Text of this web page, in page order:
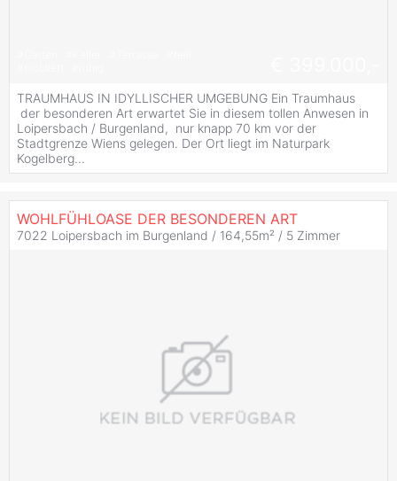
TRAUMHAUS IN IDYLLISCHER UMGEBUNG Ein Traumhaus
der besonderen Art erwartet Sie in diesem tollen Anwesen in
Loipersbach / Burgenland, nur knapp 70 km vor der
Stadtgrenze Wiens gelegen. Der Ort liegt im Naturpark
Kogelberg...
WOHLFÜHLOASE DER BESONDEREN ART
7022 Loipersbach im Burgenland / 164,55m² / 5 Zimmer